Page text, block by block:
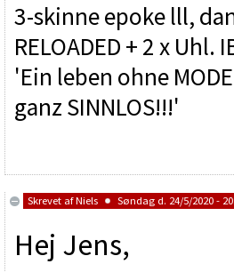
3-skinne epoke lll,
RELOADED + 2 x Uhl.
'Ein leben ohne
ganz SINNLOS!!!'
Skrevet afNiels Søndag d. 24/5/2020 -
Hej Jens,